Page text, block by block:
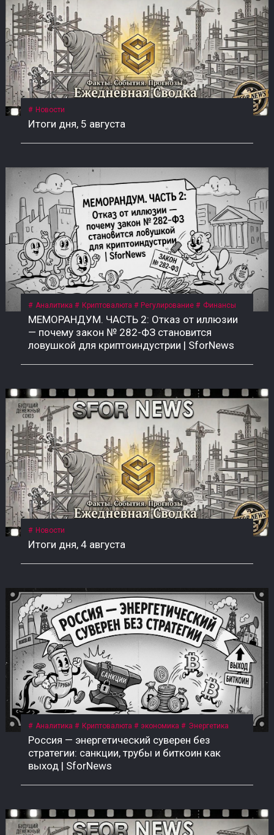
Новости
Итоги дня, 5 августа
Аналитика Криптовалюта Регулирование Финансы
МЕМОРАНДУМ. ЧАСТЬ 2: Отказ от иллюзии
— почему закон № 282-ФЗ становится
ловушкой для криптоиндустрии | SforNews
Новости
Итоги дня, 4 августа
Аналитика Криптовалюта экономика Энергетика
Россия — энергетический суверен без
стратегии: санкции, трубы и биткоин как
выход | SforNews